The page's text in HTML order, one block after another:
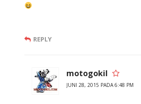
REPLY
motogokil
JUNI 28, 2015 PADA 6:48 PM